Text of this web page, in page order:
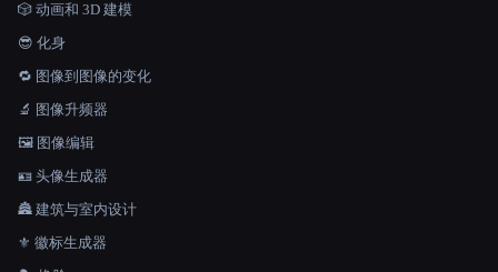
🎲 动画和 3D 建模
😎 化身
🔁 图像到图像的变化
🔬 图像升频器
🖼️ 图像编辑
🪪 头像生成器
🏯 建筑与室内设计
⚜️ 徽标生成器